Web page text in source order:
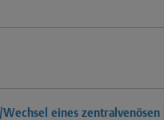
eines zentralvenösen